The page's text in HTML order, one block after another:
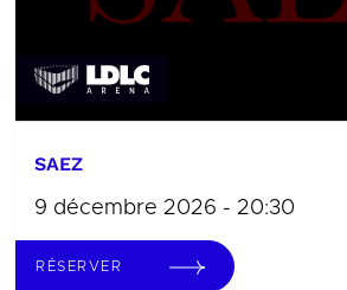
SAEZ
9 décembre 2026 - 20:30
RÉSERVER